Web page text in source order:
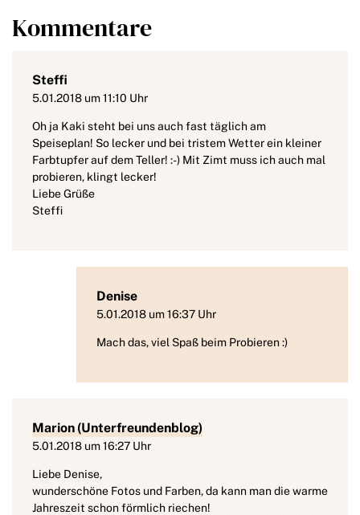
Kommentare
Steffi
5.01.2018 um 11:10 Uhr
Oh ja Kaki steht bei uns auch fast täglich am
Speiseplan! So lecker und bei tristem Wetter ein kleiner
Farbtupfer auf dem Teller! :-) Mit Zimt muss ich auch mal
probieren, klingt lecker!
Liebe Grüße
Steffi
Denise
5.01.2018 um 16:37 Uhr
Mach das, viel Spaß beim Probieren :)
Marion (Unterfreundenblog)
5.01.2018 um 16:27 Uhr
Liebe Denise,
wunderschöne Fotos und Farben, da kann man die warme
Jahreszeit schon förmlich riechen!